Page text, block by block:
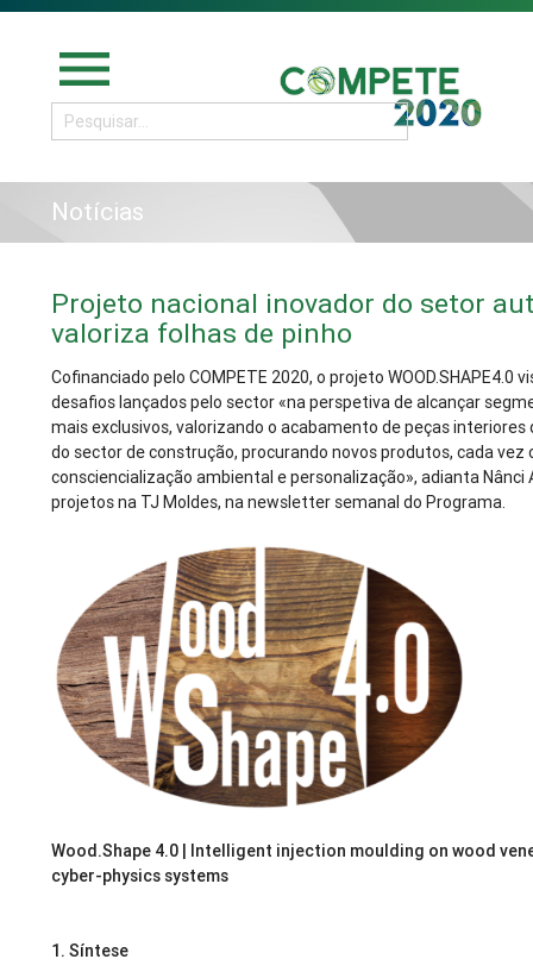
menu
Notícias
Projeto nacional inovador do setor
valoriza folhas de pinho
Cofinanciado pelo COMPETE 2020, o projeto WOOD.SHAPE4.0
desafios lançados pelo sector «na perspetiva de alcançar
mais exclusivos, valorizando o acabamento de peças
do sector de construção, procurando novos produtos, cada vez
consciencialização ambiental e personalização», adianta Nânci
projetos na TJ Moldes, na newsletter semanal do Programa.
Wood.Shape 4.0 | Intelligent injection moulding on wood
cyber-physics systems
1. Síntese